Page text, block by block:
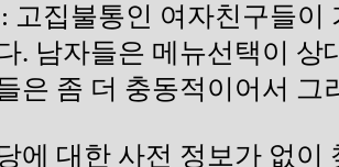
고집불통인 여자친구들이
. 남자들은 메뉴선택이
은 좀 더 충동적이어서 그
에 대한 사전 정보가 없이